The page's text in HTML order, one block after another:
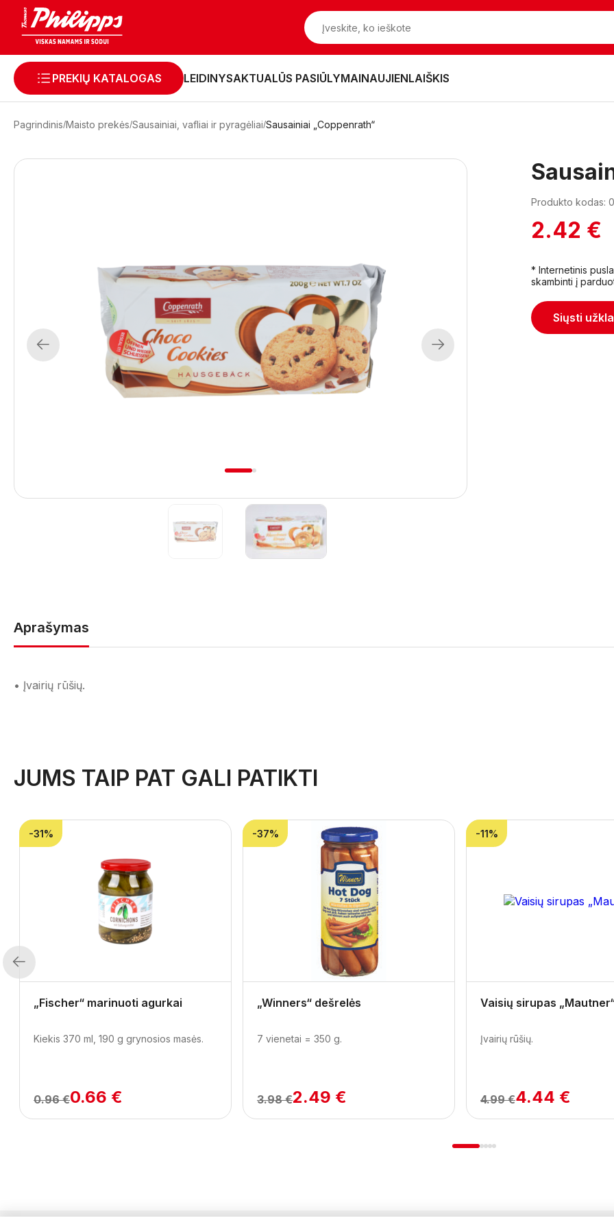
PREKIŲ KATALOGAS LEIDINYSAKTUALŪS PASIŪLYMAINAUJIENLAIŠKIS
Pagrindinis Maisto prekės Sausainiai, vafliai ir pyragėliai Sausainiai „Coppenrath“
Previous Next
1 2
Produkto kodas:
2.42 €
* Internetinis
skambinti į
Siųsti
Aprašymas
• Įvairių rūšių.
JUMS TAIP PAT GALI PATIKTI
Previous
-31%
„Fischer“ marinuoti agurkai
Kiekis 370 ml, 190 g grynosios masės.
0.96 €0.66 €
-37%
„Winners“ dešrelės
7 vienetai = 350 g.
3.98 €2.49 €
-11%
Vaisių sirupas
Įvairių rūšių.
4.99 €4.44 €
1 2345